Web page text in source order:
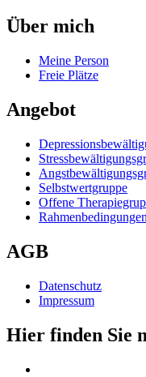
Über mich
Meine Person
Freie Plätze
Angebot
Selbstwertgruppe
Offene
Rahmenbedingungen
AGB
Datenschutz
Impressum
Hier finden Sie